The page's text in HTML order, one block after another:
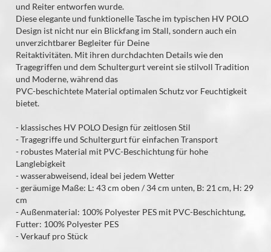
und Reiter entworfen wurde.
Diese elegante und funktionelle Tasche im typischen HV POLO
Design ist nicht nur ein Blickfang im Stall, sondern auch ein
unverzichtbarer Begleiter für Deine
Reitaktivitäten. Mit ihren durchdachten Details wie den
Tragegriffen und dem Schultergurt vereint sie stilvoll Tradition
und Moderne, während das
PVC-beschichtete Material optimalen Schutz vor Feuchtigkeit
bietet.
- klassisches HV POLO Design für zeitlosen Stil
- Tragegriffe und Schultergurt für einfachen Transport
- robustes Material mit PVC-Beschichtung für hohe
Langlebigkeit
- wasserabweisend, ideal bei jedem Wetter
- geräumige Maße: L: 43 cm oben / 34 cm unten, B: 21 cm, H: 29
cm
- Außenmaterial: 100% Polyester PES mit PVC-Beschichtung,
Futter: 100% Polyester PES
- Verkauf pro Stück